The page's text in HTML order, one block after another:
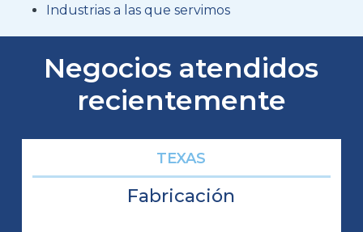
Industrias a las que servimos
Negocios atendidos
recientemente
TEXAS
Fabricación